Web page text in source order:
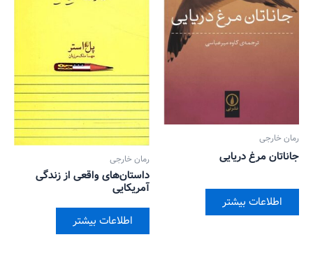
رمان خارجی
جاناتان مرغ دریایی
اطلاعات بیشتر
رمان خارجی
داستان‌های واقعی از زندگی
آمریکایی
اطلاعات بیشتر